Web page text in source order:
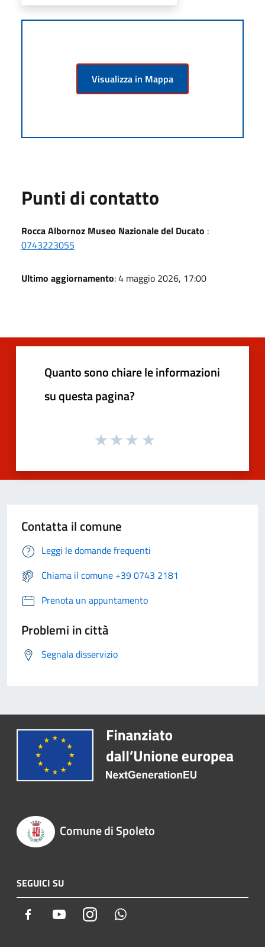
Visualizza in Mappa
Punti di contatto
Rocca Albornoz Museo Nazionale del Ducato :
0743223055
Ultimo aggiornamento: 4 maggio 2026, 17:00
Quanto sono chiare le informazioni
su questa pagina?
Contatta il comune
Leggi le domande frequenti
Chiama il comune +39 0743 2181
Prenota un appuntamento
Problemi in città
Segnala disservizio
Comune di Spoleto
SEGUICI SU
Facebook YoutubeInstagram